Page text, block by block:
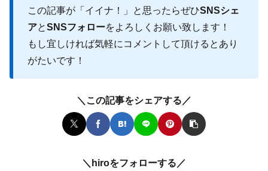
この記事が「イイナ！」と思ったらぜひSNSシェ
アとSNSフォローをよろしくお願い致します！
もし宜しければ気軽にコメントして頂けるとあり
がたいです！
＼この記事をシェアする／
＼hiroをフォローする／